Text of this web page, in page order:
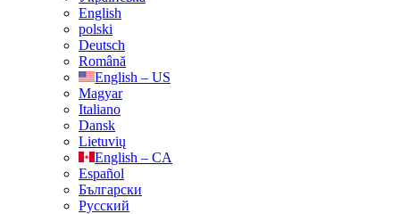
English
polski
Deutsch
Română
English – US
Magyar
Italiano
Dansk
Lietuvių
English – CA
Español
Български
Русский